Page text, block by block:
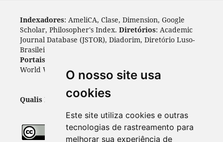
O nosso site usa
cookies
Este site utiliza cookies e outras
tecnologias de rastreamento para
melhorar sua experiência de
Indexadores: AmeliCA, Clase, Dimension, Google
Scholar, Philosopher's Index. Diretórios: Academic
Journal Database (JSTOR), Diadorim, Diretório Luso-
Brasileiro, DOAJ, Journal 4 free, ROAD, Socol@ar.
Portais
World Wide Science.
: Cite Factor, OAJI.
Qualis Periódicos - Capes: A1
Todo o conteúdo desta revista está